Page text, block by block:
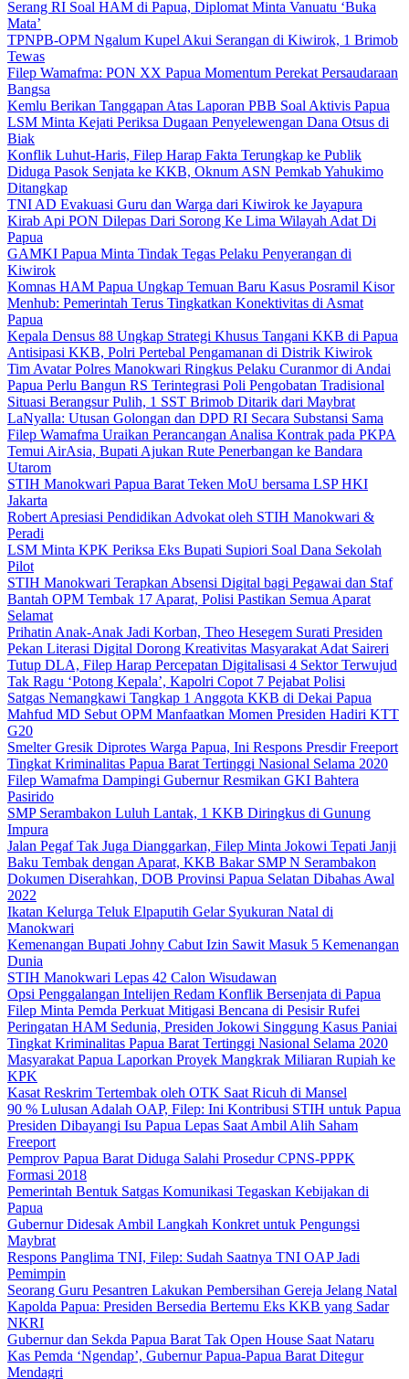
Serang RI Soal HAM di Papua, Diplomat Minta Vanuatu ‘Buka
Mata’
TPNPB-OPM Ngalum Kupel Akui Serangan di Kiwirok, 1 Brimob
Tewas
Filep Wamafma: PON XX Papua Momentum Perekat Persaudaraan
Bangsa
Kemlu Berikan Tanggapan Atas Laporan PBB Soal Aktivis Papua
LSM Minta Kejati Periksa Dugaan Penyelewengan Dana Otsus di
Biak
Konflik Luhut-Haris, Filep Harap Fakta Terungkap ke Publik
Diduga Pasok Senjata ke KKB, Oknum ASN Pemkab Yahukimo
Ditangkap
TNI AD Evakuasi Guru dan Warga dari Kiwirok ke Jayapura
Kirab Api PON Dilepas Dari Sorong Ke Lima Wilayah Adat Di
Papua
GAMKI Papua Minta Tindak Tegas Pelaku Penyerangan di
Kiwirok
Komnas HAM Papua Ungkap Temuan Baru Kasus Posramil Kisor
Menhub: Pemerintah Terus Tingkatkan Konektivitas di Asmat
Papua
Kepala Densus 88 Ungkap Strategi Khusus Tangani KKB di Papua
Antisipasi KKB, Polri Pertebal Pengamanan di Distrik Kiwirok
Tim Avatar Polres Manokwari Ringkus Pelaku Curanmor di Andai
Papua Perlu Bangun RS Terintegrasi Poli Pengobatan Tradisional
Situasi Berangsur Pulih, 1 SST Brimob Ditarik dari Maybrat
LaNyalla: Utusan Golongan dan DPD RI Secara Substansi Sama
Filep Wamafma Uraikan Perancangan Analisa Kontrak pada PKPA
Temui AirAsia, Bupati Ajukan Rute Penerbangan ke Bandara
Utarom
STIH Manokwari Papua Barat Teken MoU bersama LSP HKI
Jakarta
Robert Apresiasi Pendidikan Advokat oleh STIH Manokwari &
Peradi
LSM Minta KPK Periksa Eks Bupati Supiori Soal Dana Sekolah
Pilot
STIH Manokwari Terapkan Absensi Digital bagi Pegawai dan Staf
Bantah OPM Tembak 17 Aparat, Polisi Pastikan Semua Aparat
Selamat
Prihatin Anak-Anak Jadi Korban, Theo Hesegem Surati Presiden
Pekan Literasi Digital Dorong Kreativitas Masyarakat Adat Saireri
Tutup DLA, Filep Harap Percepatan Digitalisasi 4 Sektor Terwujud
Tak Ragu ‘Potong Kepala’, Kapolri Copot 7 Pejabat Polisi
Satgas Nemangkawi Tangkap 1 Anggota KKB di Dekai Papua
Mahfud MD Sebut OPM Manfaatkan Momen Presiden Hadiri KTT
G20
Smelter Gresik Diprotes Warga Papua, Ini Respons Presdir Freeport
Tingkat Kriminalitas Papua Barat Tertinggi Nasional Selama 2020
Filep Wamafma Dampingi Gubernur Resmikan GKI Bahtera
Pasirido
SMP Serambakon Luluh Lantak, 1 KKB Diringkus di Gunung
Impura
Jalan Pegaf Tak Juga Dianggarkan, Filep Minta Jokowi Tepati Janji
Baku Tembak dengan Aparat, KKB Bakar SMP N Serambakon
Dokumen Diserahkan, DOB Provinsi Papua Selatan Dibahas Awal
2022
Ikatan Kelurga Teluk Elpaputih Gelar Syukuran Natal di
Manokwari
Kemenangan Bupati Johny Cabut Izin Sawit Masuk 5 Kemenangan
Dunia
STIH Manokwari Lepas 42 Calon Wisudawan
Opsi Penggalangan Intelijen Redam Konflik Bersenjata di Papua
Filep Minta Pemda Perkuat Mitigasi Bencana di Pesisir Rufei
Peringatan HAM Sedunia, Presiden Jokowi Singgung Kasus Paniai
Tingkat Kriminalitas Papua Barat Tertinggi Nasional Selama 2020
Masyarakat Papua Laporkan Proyek Mangkrak Miliaran Rupiah ke
KPK
Kasat Reskrim Tertembak oleh OTK Saat Ricuh di Mansel
90 % Lulusan Adalah OAP, Filep: Ini Kontribusi STIH untuk Papua
Presiden Dibayangi Isu Papua Lepas Saat Ambil Alih Saham
Freeport
Pemprov Papua Barat Diduga Salahi Prosedur CPNS-PPPK
Formasi 2018
Pemerintah Bentuk Satgas Komunikasi Tegaskan Kebijakan di
Papua
Gubernur Didesak Ambil Langkah Konkret untuk Pengungsi
Maybrat
Respons Panglima TNI, Filep: Sudah Saatnya TNI OAP Jadi
Pemimpin
Seorang Guru Pesantren Lakukan Pembersihan Gereja Jelang Natal
Kapolda Papua: Presiden Bersedia Bertemu Eks KKB yang Sadar
NKRI
Gubernur dan Sekda Papua Barat Tak Open House Saat Nataru
Kas Pemda ‘Ngendap’, Gubernur Papua-Papua Barat Ditegur
Mendagri